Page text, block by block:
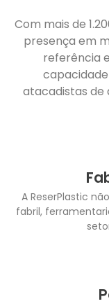
Com mais de
presença em
referência
atacadistas de
A ReserPlastic
fabril,